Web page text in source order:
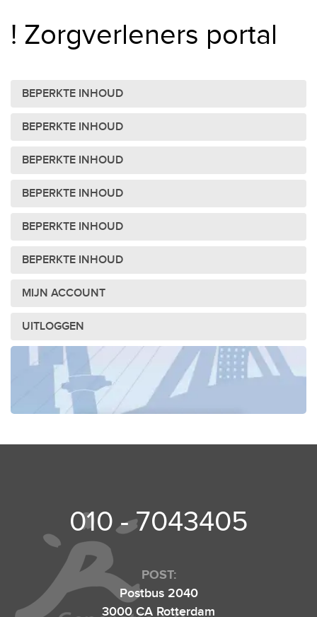
! Zorgverleners portal
BEPERKTE INHOUD
BEPERKTE INHOUD
BEPERKTE INHOUD
BEPERKTE INHOUD
BEPERKTE INHOUD
BEPERKTE INHOUD
MIJN ACCOUNT
UITLOGGEN
010 - 7043405
POST:
Postbus 2040
3000 CA Rotterdam